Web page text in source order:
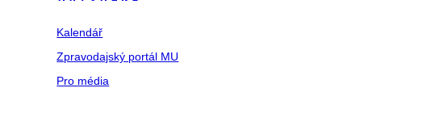
Kalendář
Zpravodajský portál MU
Pro média